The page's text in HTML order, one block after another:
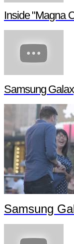
Inside "Magna
Samsung
Samsung